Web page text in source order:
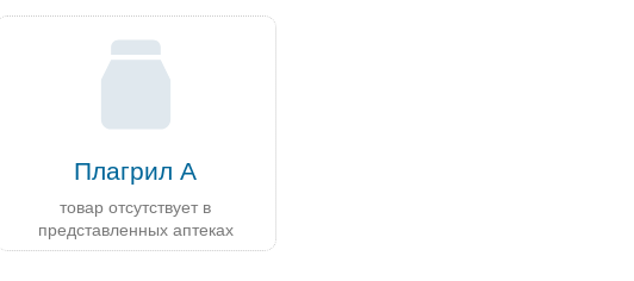
Плагрил А
товар отсутствует в
представленных аптеках